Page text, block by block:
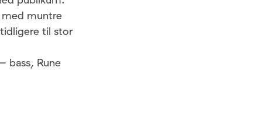
med muntre
til stor
bass, Rune